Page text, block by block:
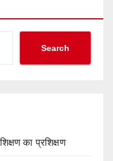
Search
का प्रशिक्षण